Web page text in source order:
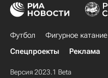
Футбол Фигурное катание
Спецпроекты
Реклама
Версия 2023.1 Beta